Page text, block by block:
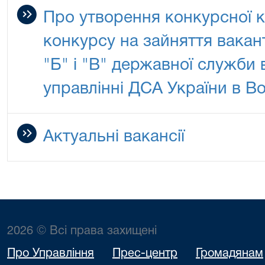
Про утворення конкурсної
конкурсу на зайняття
"Б" і "В" державної служби
управлінні ДСА України в
Актуальні вакансії
2026 © Всі права захищені
Про Управління Прес-центр Громадянам